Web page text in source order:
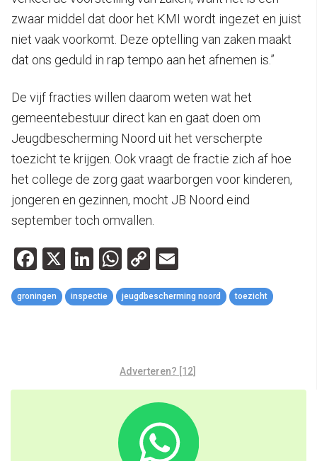
zwaar middel dat door het KMI wordt ingezet en juist
niet vaak voorkomt. Deze optelling van zaken maakt
dat ons geduld in rap tempo aan het afnemen is.”
De vijf fracties willen daarom weten wat het
gemeentebestuur direct kan en gaat doen om
Jeugdbescherming Noord uit het verscherpte
toezicht te krijgen. Ook vraagt de fractie zich af hoe
het college de zorg gaat waarborgen voor kinderen,
jongeren en gezinnen, mocht JB Noord eind
september toch omvallen.
Facebook
X LinkedIn
WhatsApp
Copy
Link
groningen inspectie jeugdbescherming noord toezicht
Adverteren? [12]